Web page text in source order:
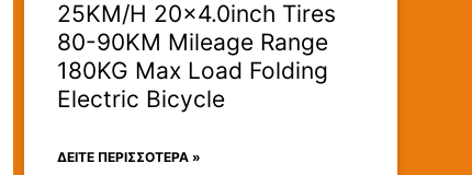
25KM/H 20×4.0inch Tires
80-90KM Mileage Range
180KG Max Load Folding
Electric Bicycle
ΔΕΊΤΕ ΠΕΡΙΣΣΟΤΕΡΑ »